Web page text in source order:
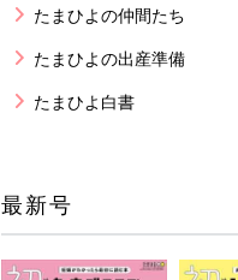
たまひよの仲間たち
たまひよの出産準備
たまひよ白書
最新号